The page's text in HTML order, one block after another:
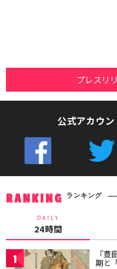
プレスリ
公式アカウン
RANKING ランキング
DAILY
24時間
1 『
期と